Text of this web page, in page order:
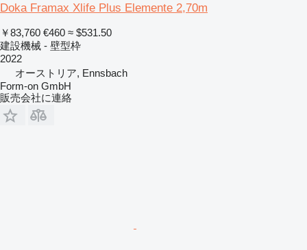
Doka Framax Xlife Plus Elemente 2,70m
￥83,760 €460 ≈ $531.50
建設機械 - 壁型枠
2022
オーストリア, Ennsbach
Form-on GmbH
販売会社に連絡